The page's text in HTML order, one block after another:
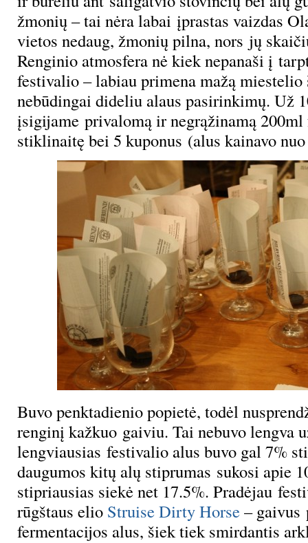
žmonių – tai nėra labai įprastas vaizdas
vietos nedaug, žmonių pilna, nors jų
Renginio atmosfera nė kiek nepanaši į
festivalio – labiau primena mažą miestelio
nebūdingai dideliu alaus pasirinkimų. Už
įsigijame privalomą ir negrąžinamą
stiklinaitę bei 5 kuponus (alus kainavo
Buvo penktadienio popietė, todėl
renginį kažkuo gaiviu. Tai nebuvo lengva
lengviausias festivalio alus buvo gal 7%
daugumos kitų alų stiprumas sukosi apie
stipriausias siekė net 17.5%. Pradėjau
rūgštaus elio Struise Dirty Horse– gaivus
fermentacijos alus, šiek tiek smirdantis